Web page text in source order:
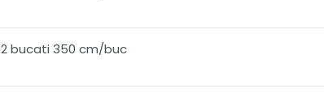
2 bucati 350 cm/buc